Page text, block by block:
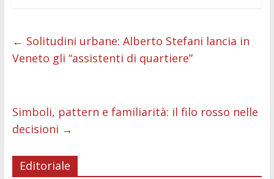
b
o
k
er l s
A
p
e
n
er
di
t
e
dI
di
← Solitudini urbane: Alberto Stefani lancia in
Veneto gli “assistenti di quartiere”
Simboli, pattern e familiarità: il filo rosso nelle
decisioni →
Editoriale